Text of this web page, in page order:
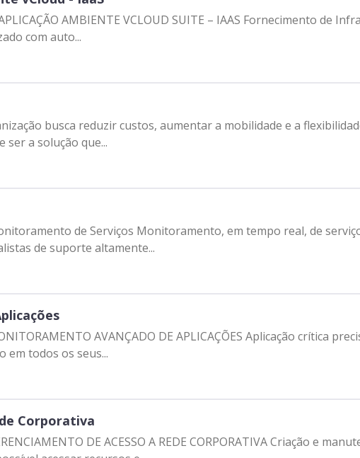
Reconhecimento
AMBIENTE VCLOUD SUITE – IAAS Fornecimento de
com auto...
busca reduzir custos, aumentar a mobilidade e a
a solução que...
de Serviços Monitoramento, em tempo real, de
de suporte altamente...
AVANÇADO DE APLICAÇÕES Aplicação crítica
em todos os seus...
Corporativa
DE ACESSO A REDE CORPORATIVA Criação e